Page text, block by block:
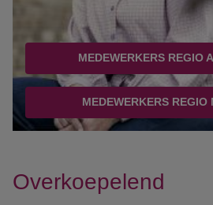
MEDEWERKERS REGIO
MEDEWERKERS REGIO
Overkoepelend